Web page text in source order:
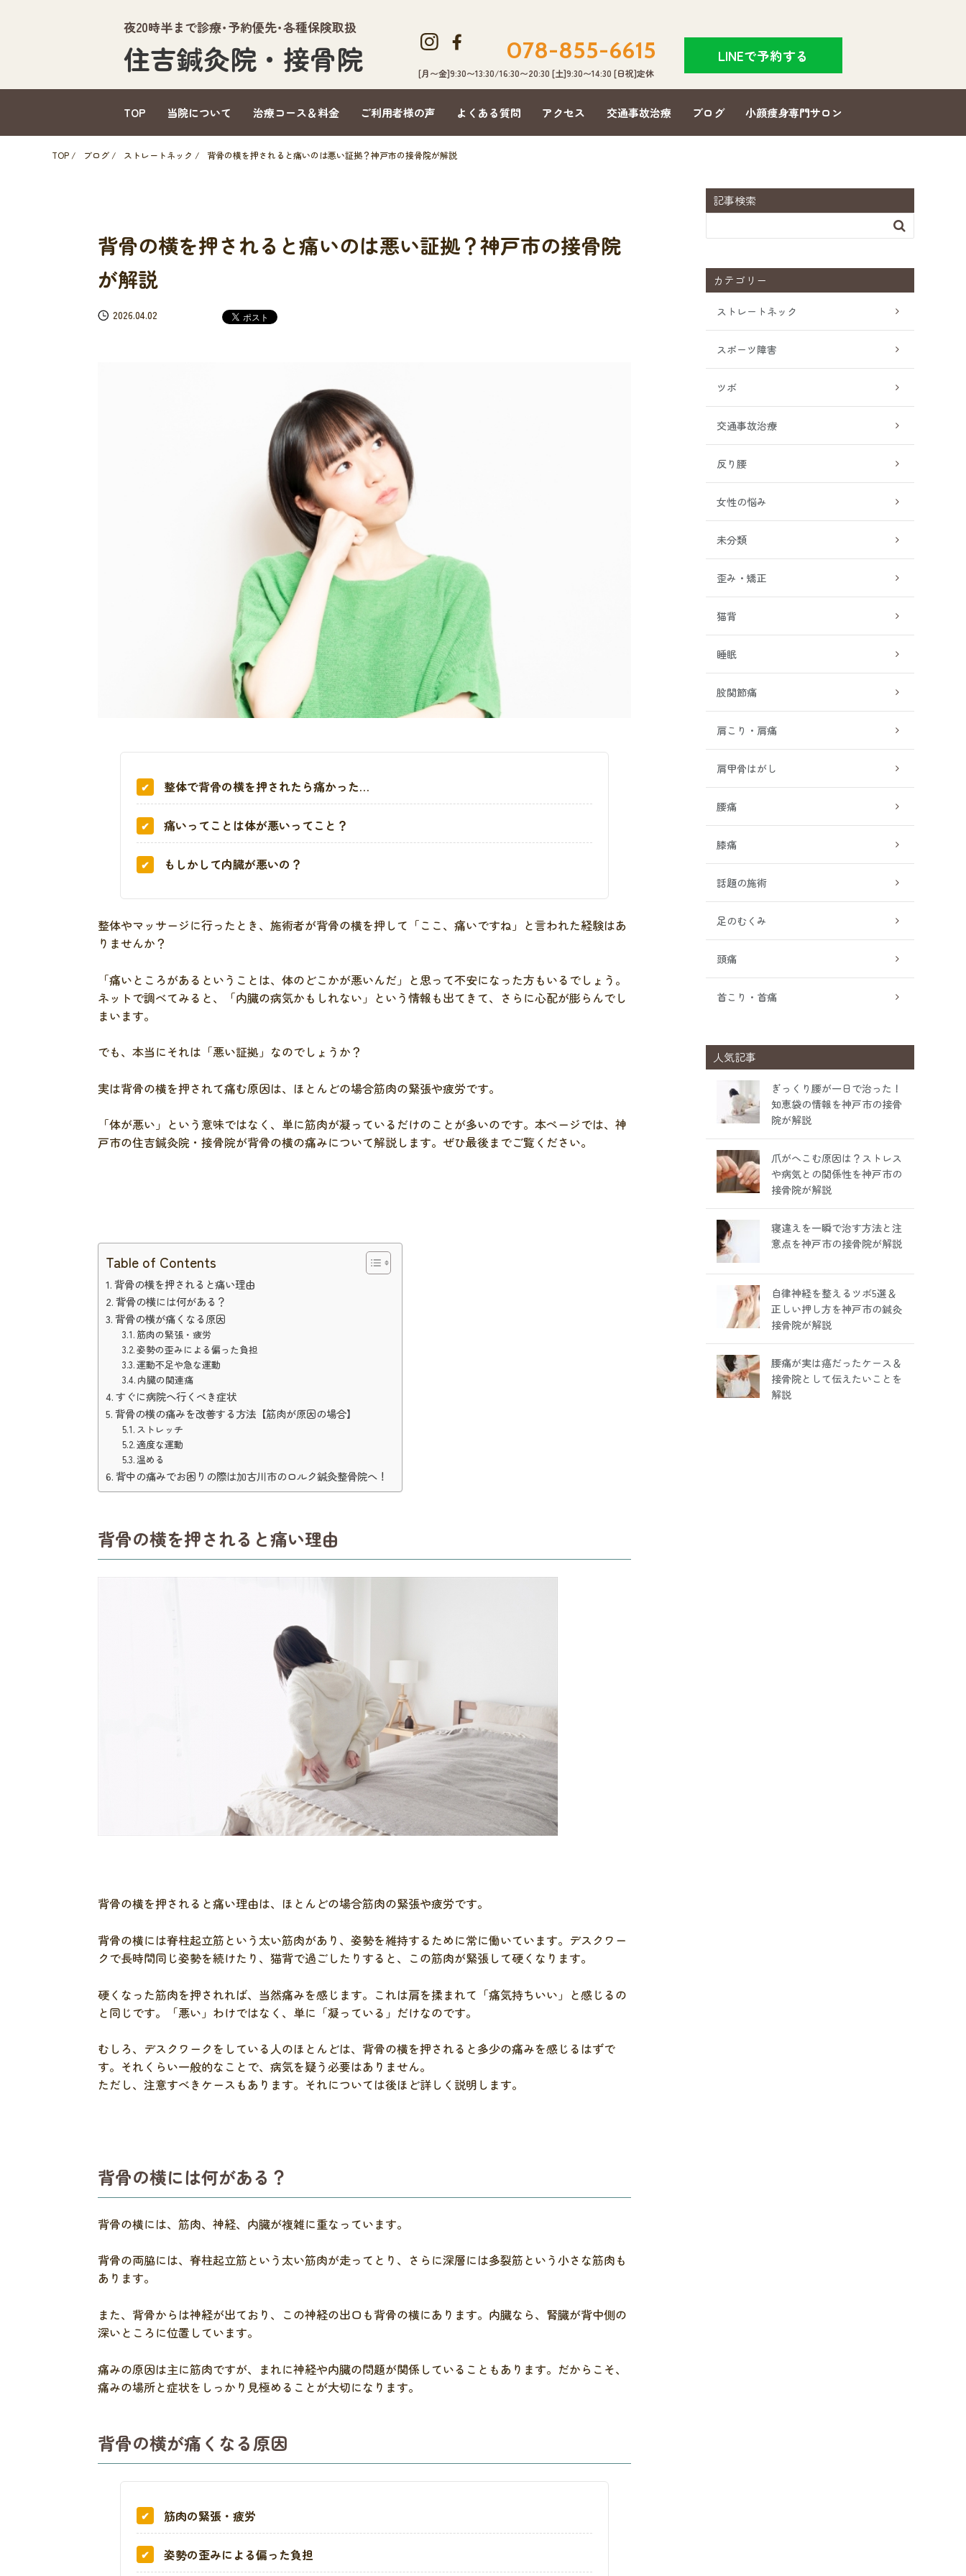
夜20時半まで診療･予約優先･各種保険取扱
住吉鍼灸院・接骨院 078-855-6615
[月〜金]9:30〜13:30/16:30〜20:30 [土]9:30〜14:30 [日祝]定休
LINEで予約する
TOP 当院について 治療コース＆料金 ご利用者様の声 よくある質問 アクセス 交通事故治療 ブログ 小顔痩身専門サロン
TOP / ブログ / ストレートネック / 背骨の横を押されると痛いのは悪い証拠？神戸市の接骨院が解説
背骨の横を押されると痛いのは悪い証拠？神戸市の接骨院
が解説
2026.04.02
整体で背骨の横を押されたら痛かった…
痛いってことは体が悪いってこと？
もしかして内臓が悪いの？
整体やマッサージに行ったとき、施術者が背骨の横を押して「ここ、痛いですね」と言われた経験はあ
りませんか？
「痛いところがあるということは、体のどこかが悪いんだ」と思って不安になった方もいるでしょう。
ネットで調べてみると、「内臓の病気かもしれない」という情報も出てきて、さらに心配が膨らんでし
まいます。
でも、本当にそれは「悪い証拠」なのでしょうか？
実は背骨の横を押されて痛む原因は、ほとんどの場合筋肉の緊張や疲労です。
「体が悪い」という意味ではなく、単に筋肉が凝っているだけのことが多いのです。本ページでは、神
戸市の住吉鍼灸院・接骨院が背骨の横の痛みについて解説します。ぜひ最後までご覧ください。
Table of Contents
背骨の横を押されると痛い理由
背骨の横には何がある？
背骨の横が痛くなる原因
筋肉の緊張・疲労
姿勢の歪みによる偏った負担
運動不足や急な運動
内臓の関連痛
すぐに病院へ行くべき症状
背骨の横の痛みを改善する方法【筋肉が原因の場合】
ストレッチ
適度な運動
温める
背中の痛みでお困りの際は加古川市のロルク鍼灸整骨院へ！
背骨の横を押されると痛い理由
背骨の横を押されると痛い理由は、ほとんどの場合筋肉の緊張や疲労です。
背骨の横には脊柱起立筋という太い筋肉があり、姿勢を維持するために常に働いています。デスクワー
クで長時間同じ姿勢を続けたり、猫背で過ごしたりすると、この筋肉が緊張して硬くなります。
硬くなった筋肉を押されれば、当然痛みを感じます。これは肩を揉まれて「痛気持ちいい」と感じるの
と同じです。「悪い」わけではなく、単に「凝っている」だけなのです。
むしろ、デスクワークをしている人のほとんどは、背骨の横を押されると多少の痛みを感じるはずで
す。それくらい一般的なことで、病気を疑う必要はありません。
ただし、注意すべきケースもあります。それについては後ほど詳しく説明します。
背骨の横には何がある？
背骨の横には、筋肉、神経、内臓が複雑に重なっています。
背骨の両脇には、脊柱起立筋という太い筋肉が走ってとり、さらに深層には多裂筋という小さな筋肉も
あります。
また、背骨からは神経が出ており、この神経の出口も背骨の横にあります。内臓なら、腎臓が背中側の
深いところに位置しています。
痛みの原因は主に筋肉ですが、まれに神経や内臓の問題が関係していることもあります。だからこそ、
痛みの場所と症状をしっかり見極めることが大切になります。
背骨の横が痛くなる原因
筋肉の緊張・疲労
姿勢の歪みによる偏った負担
記事検索

カテゴリー
ストレートネック
スポーツ障害
ツボ
交通事故治療
反り腰
女性の悩み
未分類
歪み・矯正
猫背
睡眠
股関節痛
肩こり・肩痛
肩甲骨はがし
腰痛
膝痛
話題の施術
足のむくみ
頭痛
首こり・首痛
人気記事
ぎっくり腰が一日で治った！
知恵袋の情報を神戸市の接骨
院が解説
爪がへこむ原因は？ストレス
や病気との関係性を神戸市の
接骨院が解説
寝違えを一瞬で治す方法と注
意点を神戸市の接骨院が解説
自律神経を整えるツボ5選＆
正しい押し方を神戸市の鍼灸
接骨院が解説
腰痛が実は癌だったケース＆
接骨院として伝えたいことを
解説